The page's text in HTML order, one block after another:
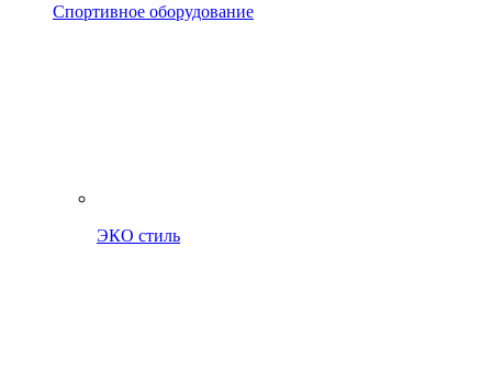
Спортивное оборудование
ЭКО стиль